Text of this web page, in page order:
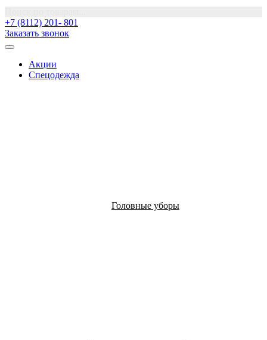
+7 (8112) 201- 801
Заказать звонок
Акции
Спецодежда
Головные уборы